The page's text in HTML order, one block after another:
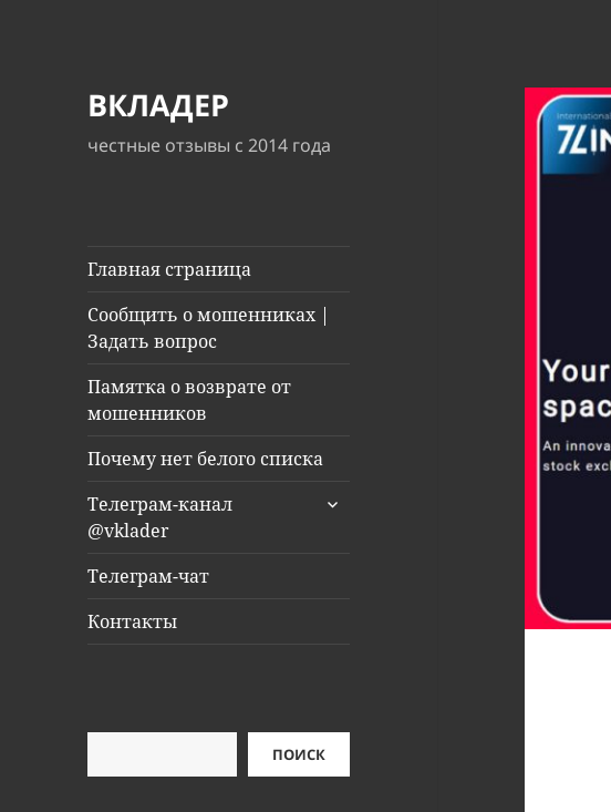
ВКЛАДЕР
честные отзывы с 2014 года
Главная страница
Сообщить о мошенниках |
Задать вопрос
Памятка о возврате от
мошенников
Почему нет белого списка
Телеграм-канал
@vklader
раскрыть
Телеграм-чат
Контакты
ПОИСК